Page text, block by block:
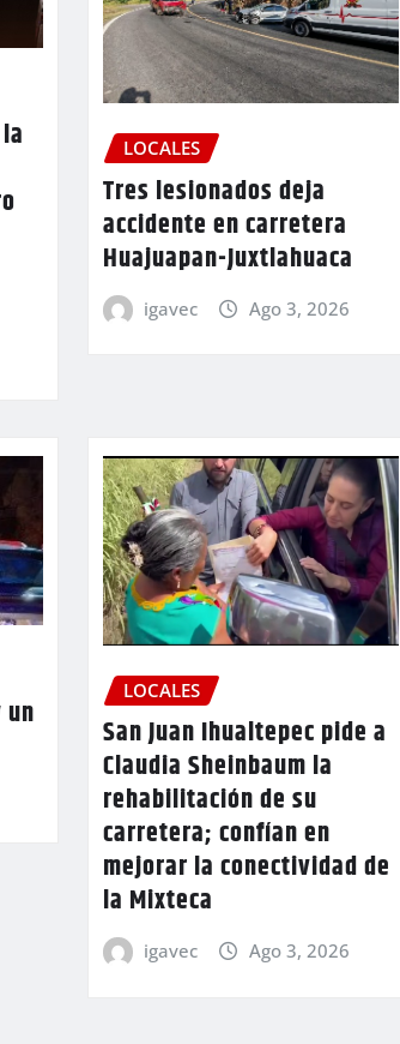
LOCALES
Tres lesionados deja
accidente en carretera
Huajuapan-Juxtlahuaca
igavec Ago 3, 2026
LOCALES
San Juan Ihualtepec pide a
Claudia Sheinbaum la
rehabilitación de su
carretera; confían en
mejorar la conectividad de
la Mixteca
igavec Ago 3, 2026